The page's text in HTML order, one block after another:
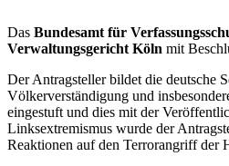
Das Bundesamt für
Verwaltungsgericht Köln mit
Der Antragsteller bildet die deutsche
Völkerverständigung und
eingestuft und dies mit der
Linksextremismus wurde der
Reaktionen auf den Terrorangriff